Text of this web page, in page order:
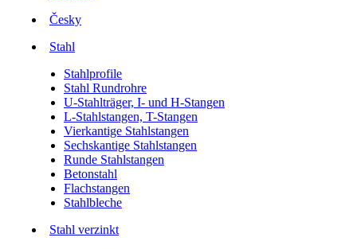
Česky
Stahl
Stahlprofile
Stahl Rundrohre
U-Stahlträger, I- und H-Stangen
L-Stahlstangen, T-Stangen
Vierkantige Stahlstangen
Sechskantige Stahlstangen
Runde Stahlstangen
Betonstahl
Flachstangen
Stahlbleche
Stahl verzinkt